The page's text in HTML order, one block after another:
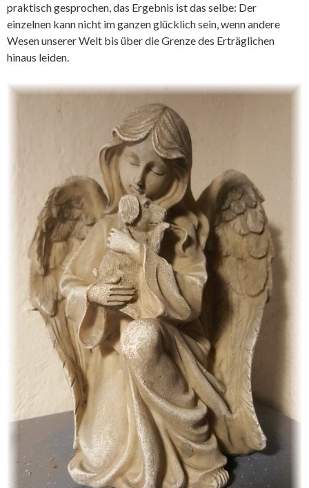
praktisch gesprochen, das Ergebnis ist das selbe: Der
einzelnen kann nicht im ganzen glücklich sein, wenn andere
Wesen unserer Welt bis über die Grenze des Erträglichen
hinaus leiden.